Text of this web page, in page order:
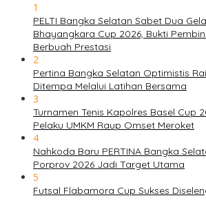
1
PELTI Bangka Selatan Sabet Dua
Bhayangkara Cup 2026, Bukti
Berbuah Prestasi
2
Pertina Bangka Selatan Optimistis
Ditempa Melalui Latihan Bersama
3
Turnamen Tenis Kapolres Basel Cup
Pelaku UMKM Raup Omset Meroket
4
Nahkoda Baru PERTINA Bangka
Porprov 2026 Jadi Target Utama
5
Futsal Flabamora Cup Sukses